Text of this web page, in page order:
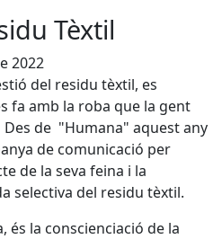
Tèxtil
2022
del residu tèxtil, es
fa amb la roba que la gent
de "Humana" aquest any
de comunicació per
de la seva feina i la
selectiva del residu tèxtil.
és la conscienciació de la